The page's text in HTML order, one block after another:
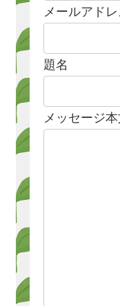
メールアドレ
題名
メッセージ